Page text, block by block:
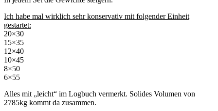
Ich habe mal wirklich sehr konservativ mit folgender Einheit
gestartet:
20×30
15×35
12×40
10×45
8×50
6×55
Alles mit „leicht“ im Logbuch vermerkt. Solides Volumen von
2785kg kommt da zusammen.